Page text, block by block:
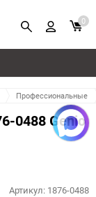
0
Профессиональные
0488 Genio
Артикул: 1876-0488